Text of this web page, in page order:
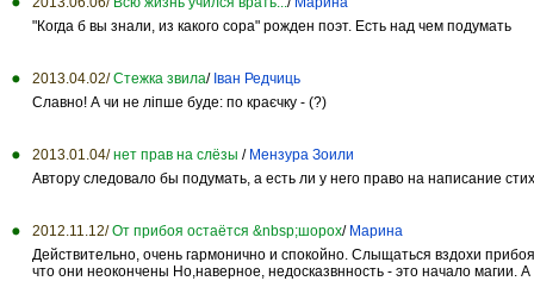
"Когда б вы знали, из какого сора" рожден поэт. Есть над чем подумать
2013.04.02/ Стежка звила/ Іван Редчиць
Славно! А чи не ліпше буде: по краєчку - (?)
2013.01.04/ нет прав на слёзы / Мензура Зоили
Автору следовало бы подумать, а есть ли у него право на написание
2012.11.12/ От прибоя остаётся &nbsp;шорох/ Марина
Действительно, очень гармонично и спокойно. Слыщаться вздохи
что они неокончены Но,наверное, недосказвнность - это начало магии.